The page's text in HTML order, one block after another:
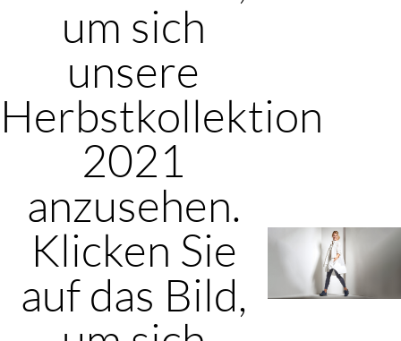
um sich
unsere
Herbstkollektion
2021
anzusehen.
Klicken Sie
auf das Bild,